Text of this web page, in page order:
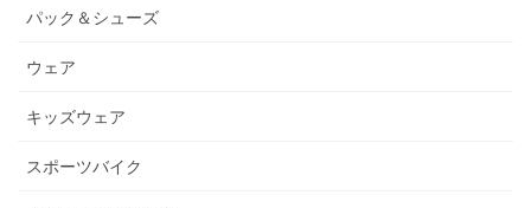
パック＆シューズ
ウェア
キッズウェア
スポーツバイク